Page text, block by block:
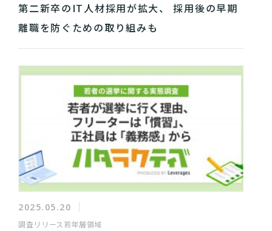
第二新卒のIT人材採用が拡大、 採用後の早期
離職を防ぐための取り組みも
2025.05.20
調査リリース 若年層領域